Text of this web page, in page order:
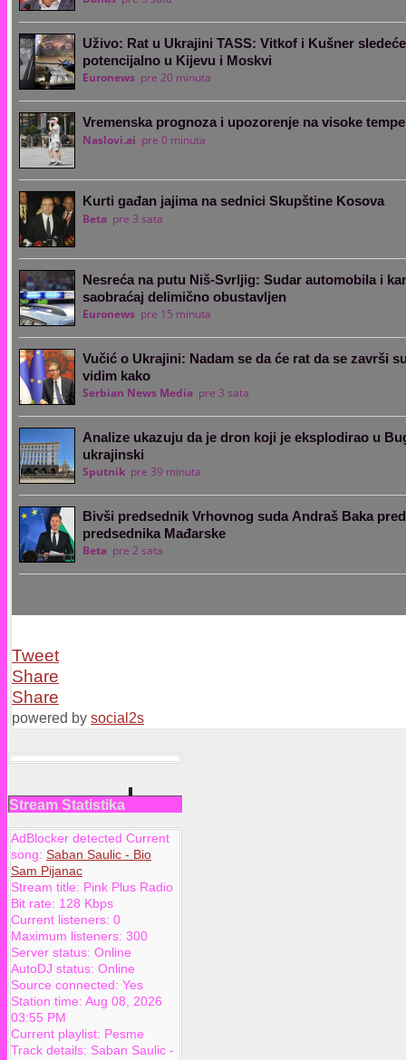
Tweet
Share
Share
powered by social2s
Stream Statistika
AdBlocker detected Current
song: Saban Saulic - Bio
Sam Pijanac
Stream title: Pink Plus Radio
Bit rate: 128 Kbps
Current listeners: 0
Maximum listeners: 300
Server status: Online
AutoDJ status: Online
Source connected: Yes
Station time: Aug 08, 2026
03:55 PM
Current playlist: Pesme
Track details: Saban Saulic -